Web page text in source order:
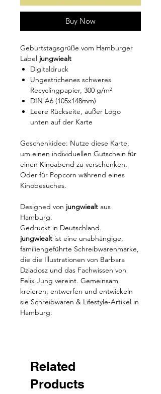
Buy Now
Geburtstagsgrüße vom Hamburger
Label jungwiealt
Digitaldruck
Ungestrichenes schweres
Recyclingpapier, 300 g/m²
DIN A6 (105x148mm)
Leere Rückseite, außer Logo
unten auf der Karte
Geschenkidee: Nutze diese Karte,
um einen individuellen Gutschein für
einen Kinoabend zu verschenken.
Oder für Popcorn während eines
Kinobesuches.
Designed von jungwiealt aus
Hamburg.
Gedruckt in Deutschland.
jungwiealt ist eine unabhängige,
familiengeführte Schreibwarenmarke,
die die Illustrationen von Barbara
Dziadosz und das Fachwissen von
Felix Jung vereint. Gemeinsam
kreieren, entwerfen und entwickeln
sie Schreibwaren & Lifestyle-Artikel in
Hamburg.
Related
Products